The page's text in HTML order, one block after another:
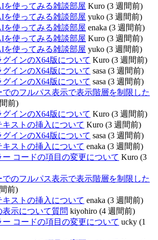
を使ってみる雑談部屋 Kuro (3 週間前)
を使ってみる雑談部屋 yuko (3 週間前)
を使ってみる雑談部屋 enaka (3 週間前)
を使ってみる雑談部屋 Kuro (3 週間前)
を使ってみる雑談部屋 yuko (3 週間前)
インのX64版について Kuro (3 週間前)
インのX64版について sasa (3 週間前)
インのX64版について sasa (3 週間前)
でのフルパス表示で表示階層を制限した
前)
インのX64版について Kuro (3 週間前)
キストの挿入について Kuro (3 週間前)
インのX64版について sasa (3 週間前)
キストの挿入について enaka (3 週間前)
ー コードの項目の変更について Kuro (3
でのフルパス表示で表示階層を制限した
前)
キストの挿入について enaka (3 週間前)
示について質問 kiyohiro (4 週間前)
ー コードの項目の変更について ucky (1